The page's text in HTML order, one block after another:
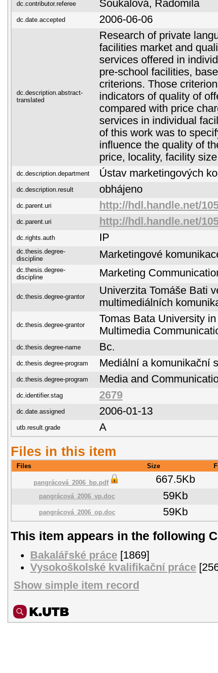
dc.contributor.referee Soukalová, Radomila
dc.date.accepted 2006-06-06
dc.description.abstract-
translated
Research of private
facilities market and
services offered in
pre-school facilities,
criterions. Those
indicators of quality of
compared with price
services in individual
of this work was to
influence the quality of
price, locality, facility
dc.description.department Ústav marketingových
dc.description.result obhájeno
dc.parent.uri http://hdl.handle.net/
dc.parent.uri http://hdl.handle.net/
dc.rights.auth IP
dc.thesis.degree-
discipline
Marketingové
dc.thesis.degree-
discipline
Marketing
dc.thesis.degree-grantor
Univerzita Tomáše Bati
multimediálních
dc.thesis.degree-grantor
Tomas Bata University
Multimedia
dc.thesis.degree-name Bc.
dc.thesis.degree-program Mediální a komunikační
dc.thesis.degree-program Media and
dc.identifier.stag 2679
dc.date.assigned 2006-01-13
utb.result.grade A
Files in this item
Files Size
pangrácová_2006_bp.pdf 667.5Kb
pangrácová_2006_vp.doc 59Kb
pangrácová_2006_op.doc 59Kb
This item appears in the following
Bakalářské práce [1869]
Vysokoškolské kvalifikační práce
Show simple item record